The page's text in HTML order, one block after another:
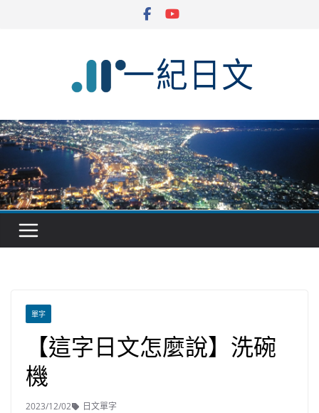
單字
【這字日文怎麼說】洗碗
機
2023/12/02 日文單字